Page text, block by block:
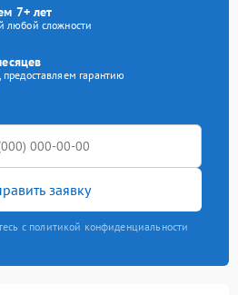
7+ лет
любой сложности
предоставляем гарантию
заявку
с политикой конфиденциальности